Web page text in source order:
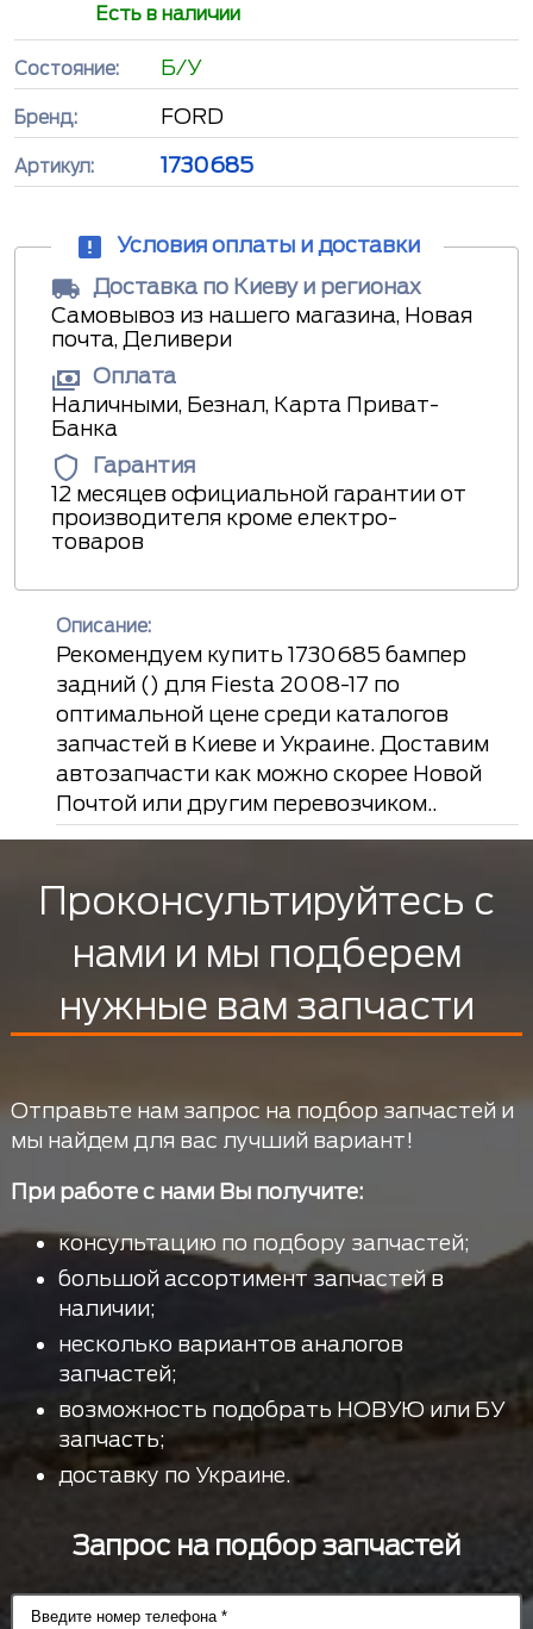
Есть в наличии
Состояние: Б/У
Бренд: FORD
Артикул: 1730685
Условия оплаты и доставки
Доставка по Киеву и регионах
Самовывоз из нашего магазина, Новая
почта, Деливери
Оплата
Наличными, Безнал, Карта Приват-
Банка
Гарантия
12 месяцев официальной гарантии от
производителя кроме електро-
товаров
Описание:
Рекомендуем купить 1730685 бампер
задний () для Fiesta 2008-17 по
оптимальной цене среди каталогов
запчастей в Киеве и Украине. Доставим
автозапчасти как можно скорее Новой
Почтой или другим перевозчиком..
Проконсультируйтесь с
нами и мы подберем
нужные вам запчасти
Отправьте нам запрос на подбор запчастей и
мы найдем для вас лучший вариант!
При работе с нами Вы получите:
консультацию по подбору запчастей;
большой ассортимент запчастей в
наличии;
несколько вариантов аналогов
запчастей;
возможность подобрать НОВУЮ или БУ
запчасть;
доставку по Украине.
Запрос на подбор запчастей